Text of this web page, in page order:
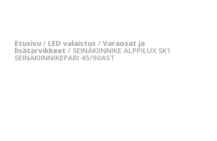
Etusivu / LED valaistus / Varaosat ja
lisätarvikkeet / SEINÄKIINNIKE ALPPILUX SK1
SEINÄKIINNIKEPARI 45/90AST